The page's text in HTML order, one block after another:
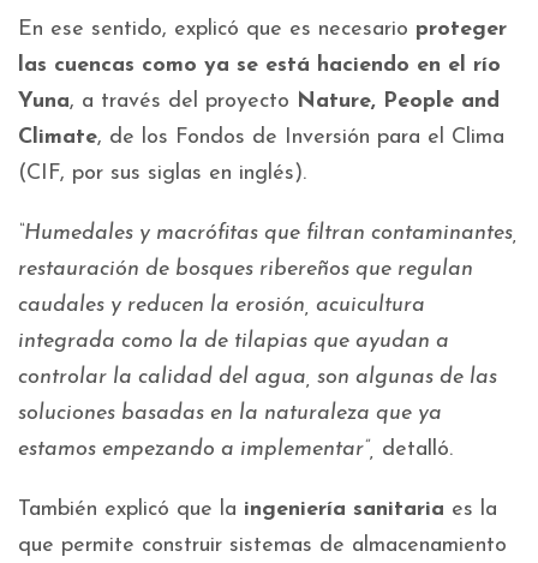
En ese sentido, explicó que es necesario proteger
las cuencas como ya se está haciendo en el río
Yuna, a través del proyecto Nature, People and
Climate, de los Fondos de Inversión para el Clima
(CIF, por sus siglas en inglés).
“Humedales y macrófitas que filtran contaminantes,
restauración de bosques ribereños que regulan
caudales y reducen la erosión, acuicultura
integrada como la de tilapias que ayudan a
controlar la calidad del agua, son algunas de las
soluciones basadas en la naturaleza que ya
estamos empezando a implementar”, detalló.
También explicó que la ingeniería sanitaria es la
que permite construir sistemas de almacenamiento